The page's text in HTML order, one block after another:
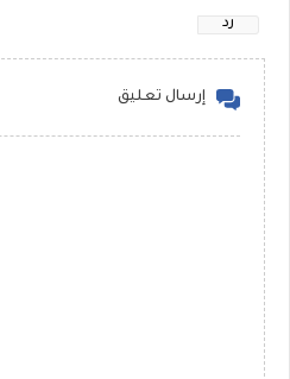
رد
إرسال تعليق